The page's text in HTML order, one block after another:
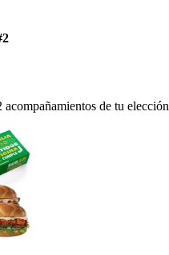
acompañamientos de tu elección